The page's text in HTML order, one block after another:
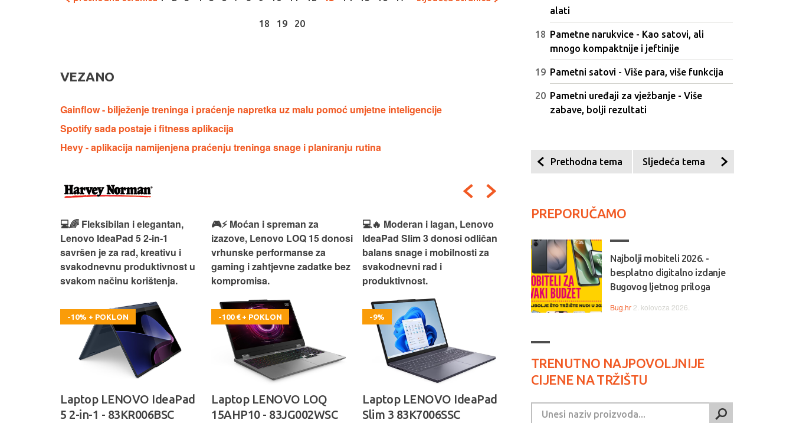
18 19 20
VEZANO
Gainflow - bilježenje treninga i praćenje napretka uz malu pomoć umjetne inteligencije
Spotify sada postaje i fitness aplikacija
Hevy - aplikacija namijenjena praćenju treninga snage i planiranju rutina
💻🌈 Fleksibilan i elegantan,
Lenovo IdeaPad 5 2‑in‑1
savršen je za rad, kreativu i
svakodnevnu produktivnost u
svakom načinu korištenja.
-10% + POKLON
Laptop LENOVO IdeaPad
5 2-in-1 - 83KR006BSC
🎮⚡ Moćan i spreman za
izazove, Lenovo LOQ 15 donosi
vrhunske performanse za
gaming i zahtjevne zadatke bez
kompromisa.
-100 € + POKLON
Laptop LENOVO LOQ
15AHP10 - 83JG002WSC
💻🔥 Moderan i lagan, Lenovo
IdeaPad Slim 3 donosi odličan
balans snage i mobilnosti za
svakodnevni rad i
produktivnost.
-9%
Laptop LENOVO IdeaPad
Slim 3 83K7006SSC
praktičan, Lenovo IdeaPad 1
idealan je izbor za svakodnevni
rad, učenje i bezbrižno
korištenje.
Laptop LENOVO Ideapad
1 - 82VG00V5SC
rad, učenje i multimediju.
Laptop HP 15-
alati
Pametne narukvice - Kao satovi, ali
mnogo kompaktnije i jeftinije
Pametni satovi - Više para, više funkcija
Pametni uređaji za vježbanje - Više
zabave, bolji rezultati
Prethodna tema Sljedeća tema
PREPORUČAMO
Najbolji mobiteli 2026. -
besplatno digitalno izdanje
Bugovog ljetnog priloga
Bug.hr 2. kolovoza 2026.
TRENUTNO NAJPOVOLJNIJE
CIJENE NA TRŽIŠTU